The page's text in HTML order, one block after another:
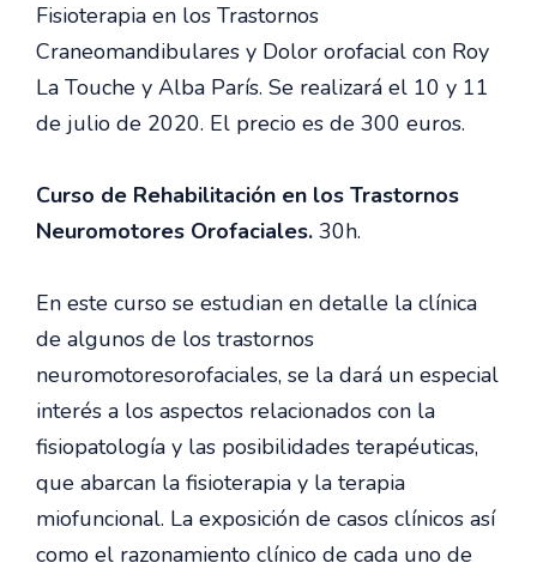
Fisioterapia en los Trastornos
Craneomandibulares y Dolor orofacial con Roy
La Touche y Alba París. Se realizará el 10 y 11
de julio de 2020. El precio es de 300 euros.
Curso de Rehabilitación en los Trastornos
Neuromotores Orofaciales. 30h.
En este curso se estudian en detalle la clínica
de algunos de los trastornos
neuromotoresorofaciales, se la dará un especial
interés a los aspectos relacionados con la
fisiopatología y las posibilidades terapéuticas,
que abarcan la fisioterapia y la terapia
miofuncional. La exposición de casos clínicos así
como el razonamiento clínico de cada uno de